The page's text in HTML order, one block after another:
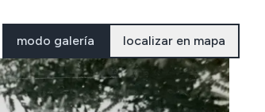
modo galería localizar en mapa